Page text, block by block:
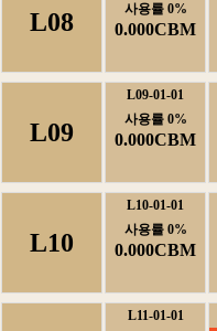
L08
사용률0%
0.000CBM
L09
L09-01-01
사용률0%
0.000CBM
L10
L10-01-01
사용률0%
0.000CBM
L11-01-01